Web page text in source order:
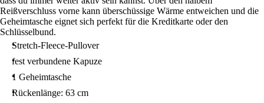
Reißverschluss vorne kann überschüssige Wärme entweichen und die
Geheimtasche eignet sich perfekt für die Kreditkarte oder den
Schlüsselbund.
Stretch-Fleece-Pullover
fest verbundene Kapuze
1 Geheimtasche
Rückenlänge: 63 cm